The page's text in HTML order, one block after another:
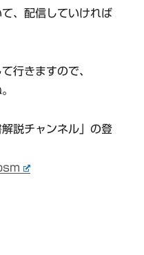
、配信していければ
行きますので、
解説チャンネル」の登